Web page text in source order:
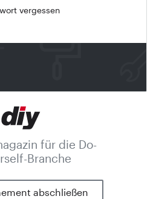
vergessen
für die Do-
Branche
abschließen